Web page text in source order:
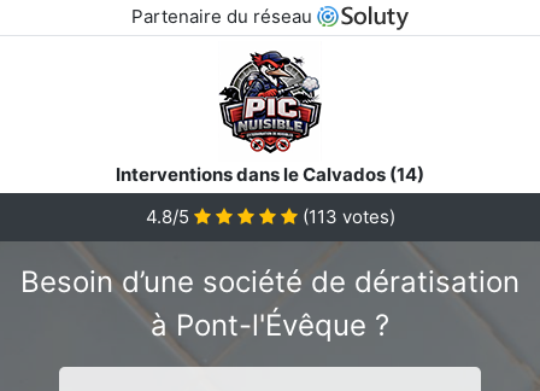
Partenaire du réseau
Interventions dans le Calvados (14)
4.8/5
(113 votes)
Besoin d’une société de dératisation
à Pont-l'Évêque ?